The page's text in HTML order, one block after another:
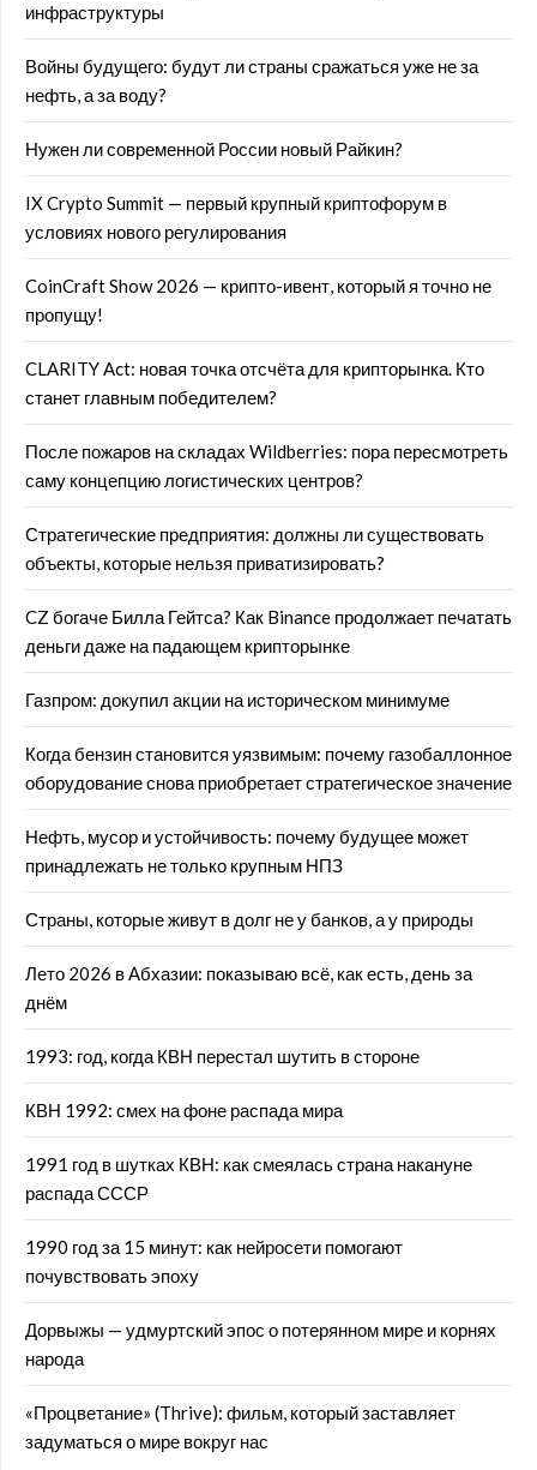
инфраструктуры
Войны будущего: будут ли страны сражаться уже не за
нефть, а за воду?
Нужен ли современной России новый Райкин?
IX Crypto Summit — первый крупный криптофорум в
условиях нового регулирования
CoinCraft Show 2026 — крипто-ивент, который я точно не
пропущу!
CLARITY Act: новая точка отсчёта для крипторынка. Кто
станет главным победителем?
После пожаров на складах Wildberries: пора пересмотреть
саму концепцию логистических центров?
Стратегические предприятия: должны ли существовать
объекты, которые нельзя приватизировать?
CZ богаче Билла Гейтса? Как Binance продолжает печатать
деньги даже на падающем крипторынке
Газпром: докупил акции на историческом минимуме
Когда бензин становится уязвимым: почему газобаллонное
оборудование снова приобретает стратегическое значение
Нефть, мусор и устойчивость: почему будущее может
принадлежать не только крупным НПЗ
Страны, которые живут в долг не у банков, а у природы
Лето 2026 в Абхазии: показываю всё, как есть, день за
днём
1993: год, когда КВН перестал шутить в стороне
КВН 1992: смех на фоне распада мира
1991 год в шутках КВН: как смеялась страна накануне
распада СССР
1990 год за 15 минут: как нейросети помогают
почувствовать эпоху
Дорвыжы — удмуртский эпос о потерянном мире и корнях
народа
«Процветание» (Thrive): фильм, который заставляет
задуматься о мире вокруг нас